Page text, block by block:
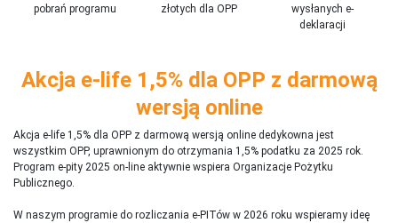
pobrań programu
złotych dla OPP
wysłanych e-
deklaracji
Akcja e-life 1,5% dla OPP z darmową
wersją online
Akcja e-life 1,5% dla OPP z darmową wersją online dedykowna jest
wszystkim OPP, uprawnionym do otrzymania 1,5% podatku za 2025 rok.
Program e-pity 2025 on-line aktywnie wspiera Organizacje Pożytku
Publicznego.
W naszym programie do rozliczania e-PITów w 2026 roku wspieramy ideę